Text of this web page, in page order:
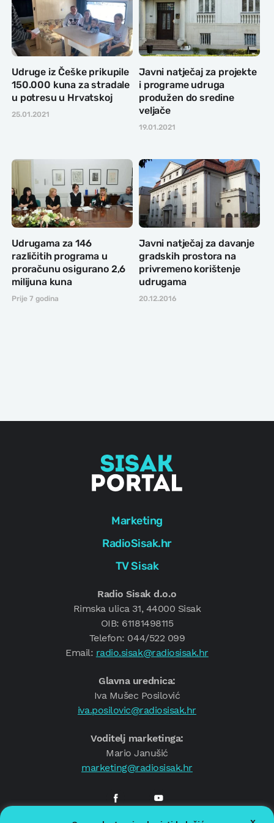
Udruge iz Češke prikupile
150.000 kuna za stradale
u potresu u Hrvatskoj
25.01.2021
Javni natječaj za projekte
i programe udruga
produžen do sredine
veljače
19.01.2021
Udrugama za 146
različitih programa u
proračunu osigurano 2,6
milijuna kuna
Prije 7 godina
Javni natječaj za davanje
gradskih prostora na
privremeno korištenje
udrugama
20.12.2016
Marketing
RadioSisak.hr
TV Sisak
Radio Sisak d.o.o
Rimska ulica 31, 44000 Sisak
OIB: 61181498115
Telefon: 044/522 099
Email: radio.sisak@radiosisak.hr
Glavna urednica:
Iva Mušec Posilović
iva.posilovic@radiosisak.hr
Voditelj marketinga:
Mario Janušić
marketing@radiosisak.hr